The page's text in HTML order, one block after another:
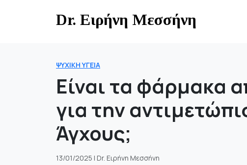
Dr. Ειρήνη Μεσσήνη
ΨΥΧΙΚΉ ΥΓΕΊΑ
Είναι τα φάρμακα
για την
Άγχους;
13/01/2025 | Dr. Ειρήνη Μεσσήνη